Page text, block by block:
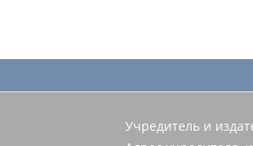
Учредитель и